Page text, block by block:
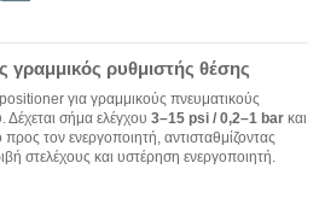
γραμμικός ρυθμιστής θέσης
positioner για γραμμικούς πνευματικούς
Δέχεται σήμα ελέγχου 3–15 psi / 0,2–1 bar και
τον ενεργοποιητή, αντισταθμίζοντας
στελέχους και υστέρηση ενεργοποιητή.